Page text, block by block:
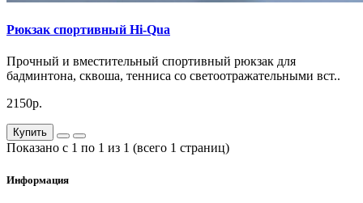
Рюкзак спортивный Hi-Qua
Прочный и вместительный спортивный рюкзак для
бадминтона, сквоша, тенниса со светоотражательными вст..
2150р.
Купить
Показано с 1 по 1 из 1 (всего 1 страниц)
Информация